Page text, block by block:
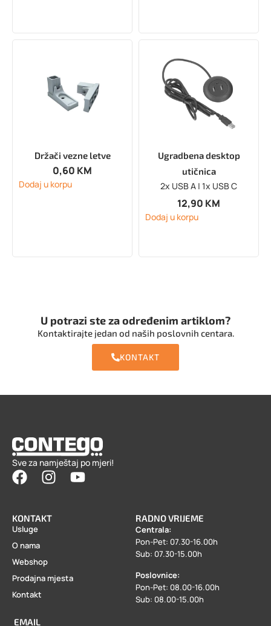
Držači vezne letve
0,60 KM
Dodaj u korpu
Ugradbena desktop
utičnica
2x USB A | 1x USB C
12,90 KM
Dodaj u korpu
U potrazi ste za određenim artiklom?
Kontaktirajte jedan od naših poslovnih centara.
KONTAKT
Sve za namještaj po mjeri!
KONTAKT
Usluge
O nama
Webshop
Prodajna mjesta
Kontakt
EMAIL
RADNO VRIJEME
Centrala:
Pon-Pet: 07.30-16.00h
Sub: 07.30-15.00h
Poslovnice:
Pon-Pet: 08.00-16.00h
Sub: 08.00-15.00h